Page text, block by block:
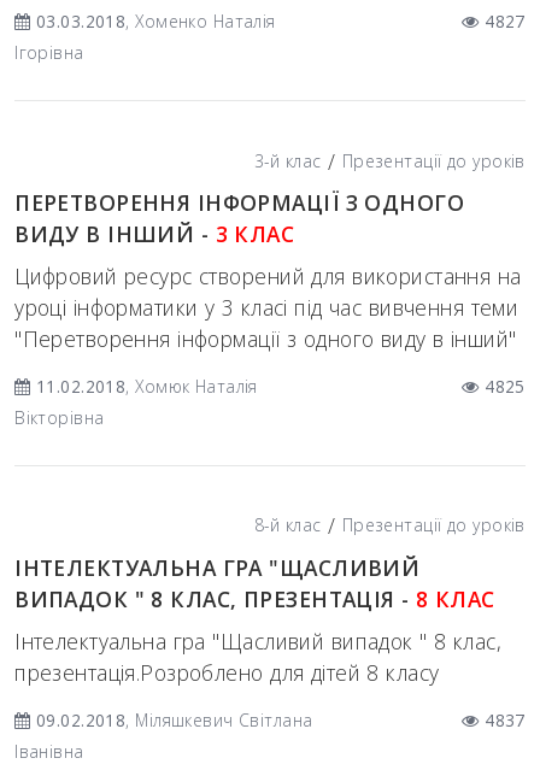
03.03.2018, Хоменко Наталія
Ігорівна
4827
3-й клас / Презентації до уроків
ПЕРЕТВОРЕННЯ ІНФОРМАЦІЇ З ОДНОГО
ВИДУ В ІНШИЙ - 3 КЛАС
Цифровий ресурс створений для використання на
уроці інформатики у 3 класі під час вивчення теми
"Перетворення інформації з одного виду в інший"
11.02.2018, Хомюк Наталія
Вікторівна
4825
8-й клас / Презентації до уроків
ІНТЕЛЕКТУАЛЬНА ГРА "ЩАСЛИВИЙ
ВИПАДОК " 8 КЛАС, ПРЕЗЕНТАЦІЯ - 8 КЛАС
Інтелектуальна гра "Щасливий випадок " 8 клас,
презентація.Розроблено для дітей 8 класу
09.02.2018, Міляшкевич Світлана
Іванівна
4837